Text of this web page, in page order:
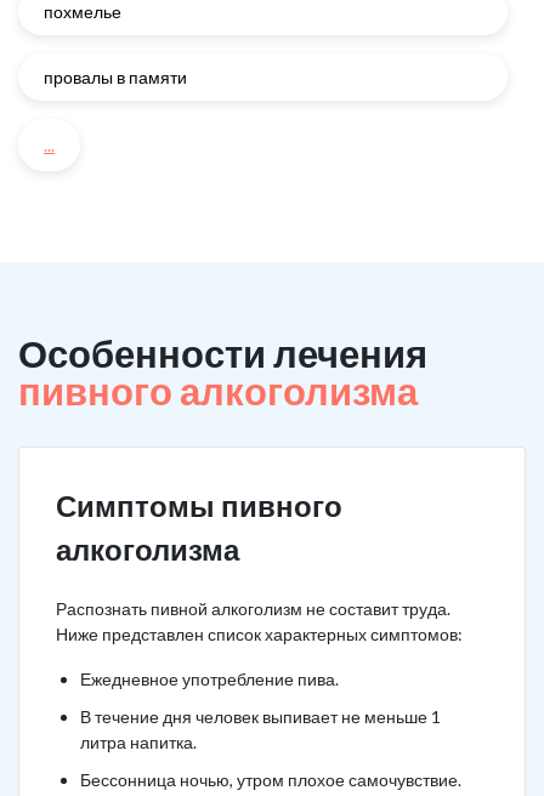
похмелье
провалы в памяти
...
Особенности лечения
пивного алкоголизма
Симптомы пивного
алкоголизма
Распознать пивной алкоголизм не составит труда.
Ниже представлен список характерных симптомов:
Ежедневное употребление пива.
В течение дня человек выпивает не меньше 1
литра напитка.
Бессонница ночью, утром плохое самочувствие.